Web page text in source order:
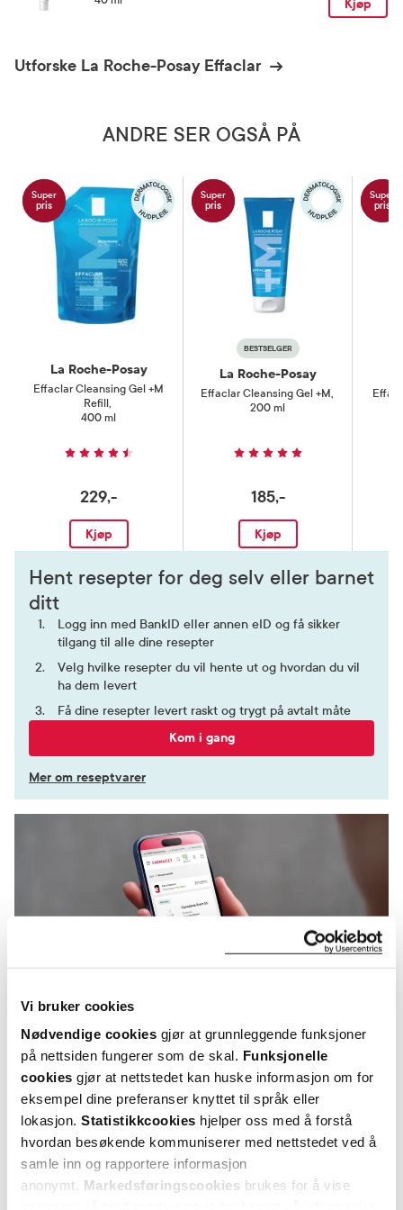
Vi bruker cookies
Nødvendige cookies gjør at grunnleggende funksjoner
på nettsiden fungerer som de skal. Funksjonelle
cookies gjør at nettstedet kan huske informasjon om for
eksempel dine preferanser knyttet til språk eller
lokasjon. Statistikkcookies hjelper oss med å forstå
hvordan besøkende kommuniserer med nettstedet ved å
samle inn og rapportere informasjon
anonymt. Markedsføringscookies brukes for å vise
Kjøp
Utforske La Roche-Posay Effaclar
ANDRE SER OGSÅ PÅ
Super
pris
La Roche-Posay
Effaclar Cleansing Gel +M
Refill,
400 ml
229,-
Kjøp
Super
pris
BESTSELGER
La Roche-Posay
Effaclar Cleansing Gel +M,
200 ml
185,-
Kjøp
Super
pris
Hent resepter for deg selv eller barnet
ditt
Logg inn med BankID eller annen eID og få sikker
tilgang til alle dine resepter
Velg hvilke resepter du vil hente ut og hvordan du vil
ha dem levert
Få dine resepter levert raskt og trygt på avtalt måte
Kom i gang
Mer om reseptvarer
KUNDEANMELDELSER
4 anmeldelser